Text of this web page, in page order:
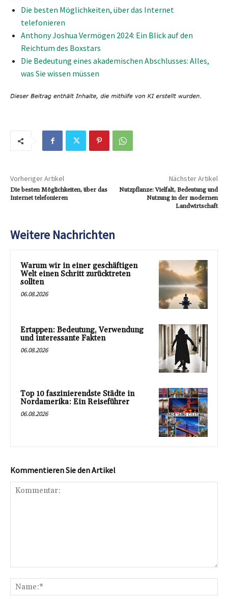
Die besten Möglichkeiten, über das Internet
telefonieren
Anthony Joshua Vermögen 2024: Ein Blick auf den
Reichtum des Boxstars
Die Bedeutung eines akademischen Abschlusses: Alles,
was Sie wissen müssen
Vorheriger Artikel
Die besten Möglichkeiten, über das
Internet telefonieren
Nächster Artikel
Nutzpflanze: Vielfalt, Bedeutung und
Nutzung in der modernen
Landwirtschaft
Weitere Nachrichten
Warum wir in einer geschäftigen
Welt einen Schritt zurücktreten
sollten
06.08.2026
Ertappen: Bedeutung, Verwendung
und interessante Fakten
06.08.2026
Top 10 faszinierendste Städte in
Nordamerika: Ein Reiseführer
06.08.2026
Kommentieren Sie den Artikel